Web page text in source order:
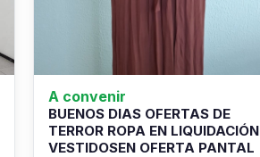
A convenir
BUENOS DIAS OFERTAS DE
TERROR ROPA EN LIQUIDACIÓN
VESTIDOSEN OFERTA PANTAL